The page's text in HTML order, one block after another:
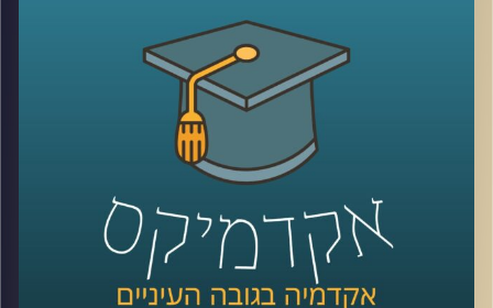
שמירה על קשר עם חברים, מציאת עבודה, אבל גם המון דברים
שליליים, אנחנו נחשפים לדברים שעושים לנו רע, מתגברים
יכולים לפתח הפרעות אכילה או דיכאון ועל אף שרובנו מבינים
את הנזקים הפוטנציאלים קשה לנו להתנתק או אפילו להמעיט
אז מה אפשר לעשות?
כדי לענות על השאלה הזו הצטרף אליי היום פרופ׳ צחי חייט,
ראש ההתמחות השיווקית בביה"ס סמי עופר לתקשורת.
קרדיט תמונות:AudioVersity